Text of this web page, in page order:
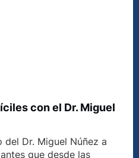
con el Dr. Miguel
Dr. Miguel Núñez a
que desde las